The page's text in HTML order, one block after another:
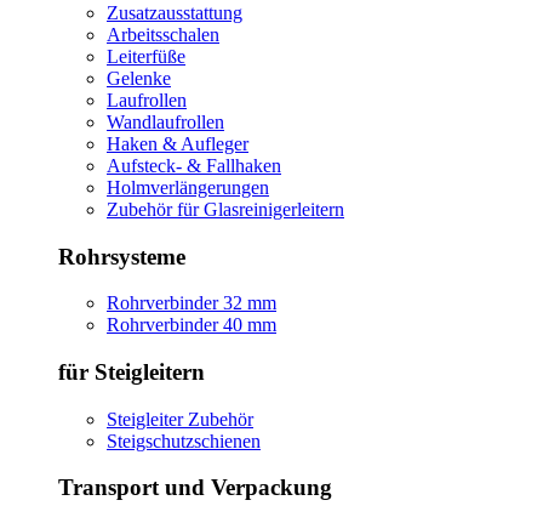
Zusatzausstattung
Arbeitsschalen
Leiterfüße
Gelenke
Laufrollen
Wandlaufrollen
Haken & Aufleger
Aufsteck- & Fallhaken
Holmverlängerungen
Zubehör für Glasreinigerleitern
Rohrsysteme
Rohrverbinder 32 mm
Rohrverbinder 40 mm
für Steigleitern
Steigleiter Zubehör
Steigschutzschienen
Transport und Verpackung